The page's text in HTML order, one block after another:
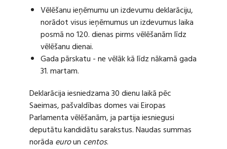
Vēlēšanu ieņēmumu un izdevumu deklarāciju,
norādot visus ieņēmumus un izdevumus laika
posmā no 120. dienas pirms vēlēšanām līdz
vēlēšanu dienai.
Gada pārskatu - ne vēlāk kā līdz nākamā gada
31. martam.
Deklarācija iesniedzama 30 dienu laikā pēc
Saeimas, pašvaldības domes vai Eiropas
Parlamenta vēlēšanām, ja partija iesniegusi
deputātu kandidātu sarakstus. Naudas summas
norāda euroun centos.